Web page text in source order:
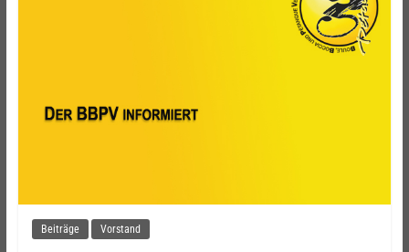
Beiträge Vorstand